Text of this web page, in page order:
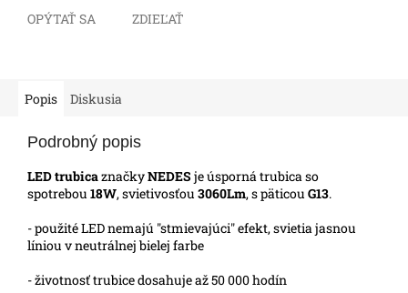
OPÝTAŤ SA ZDIEĽAŤ
Popis Diskusia
Podrobný popis
LED trubicaznačkyNEDES je úsporná trubica so
spotrebou 18W, svietivosťou 3060Lm, s päticou G13.
- použité LED nemajú "stmievajúci" efekt, svietia jasnou
líniou v neutrálnej bielej farbe
- životnosť trubice dosahuje až 50 000 hodín